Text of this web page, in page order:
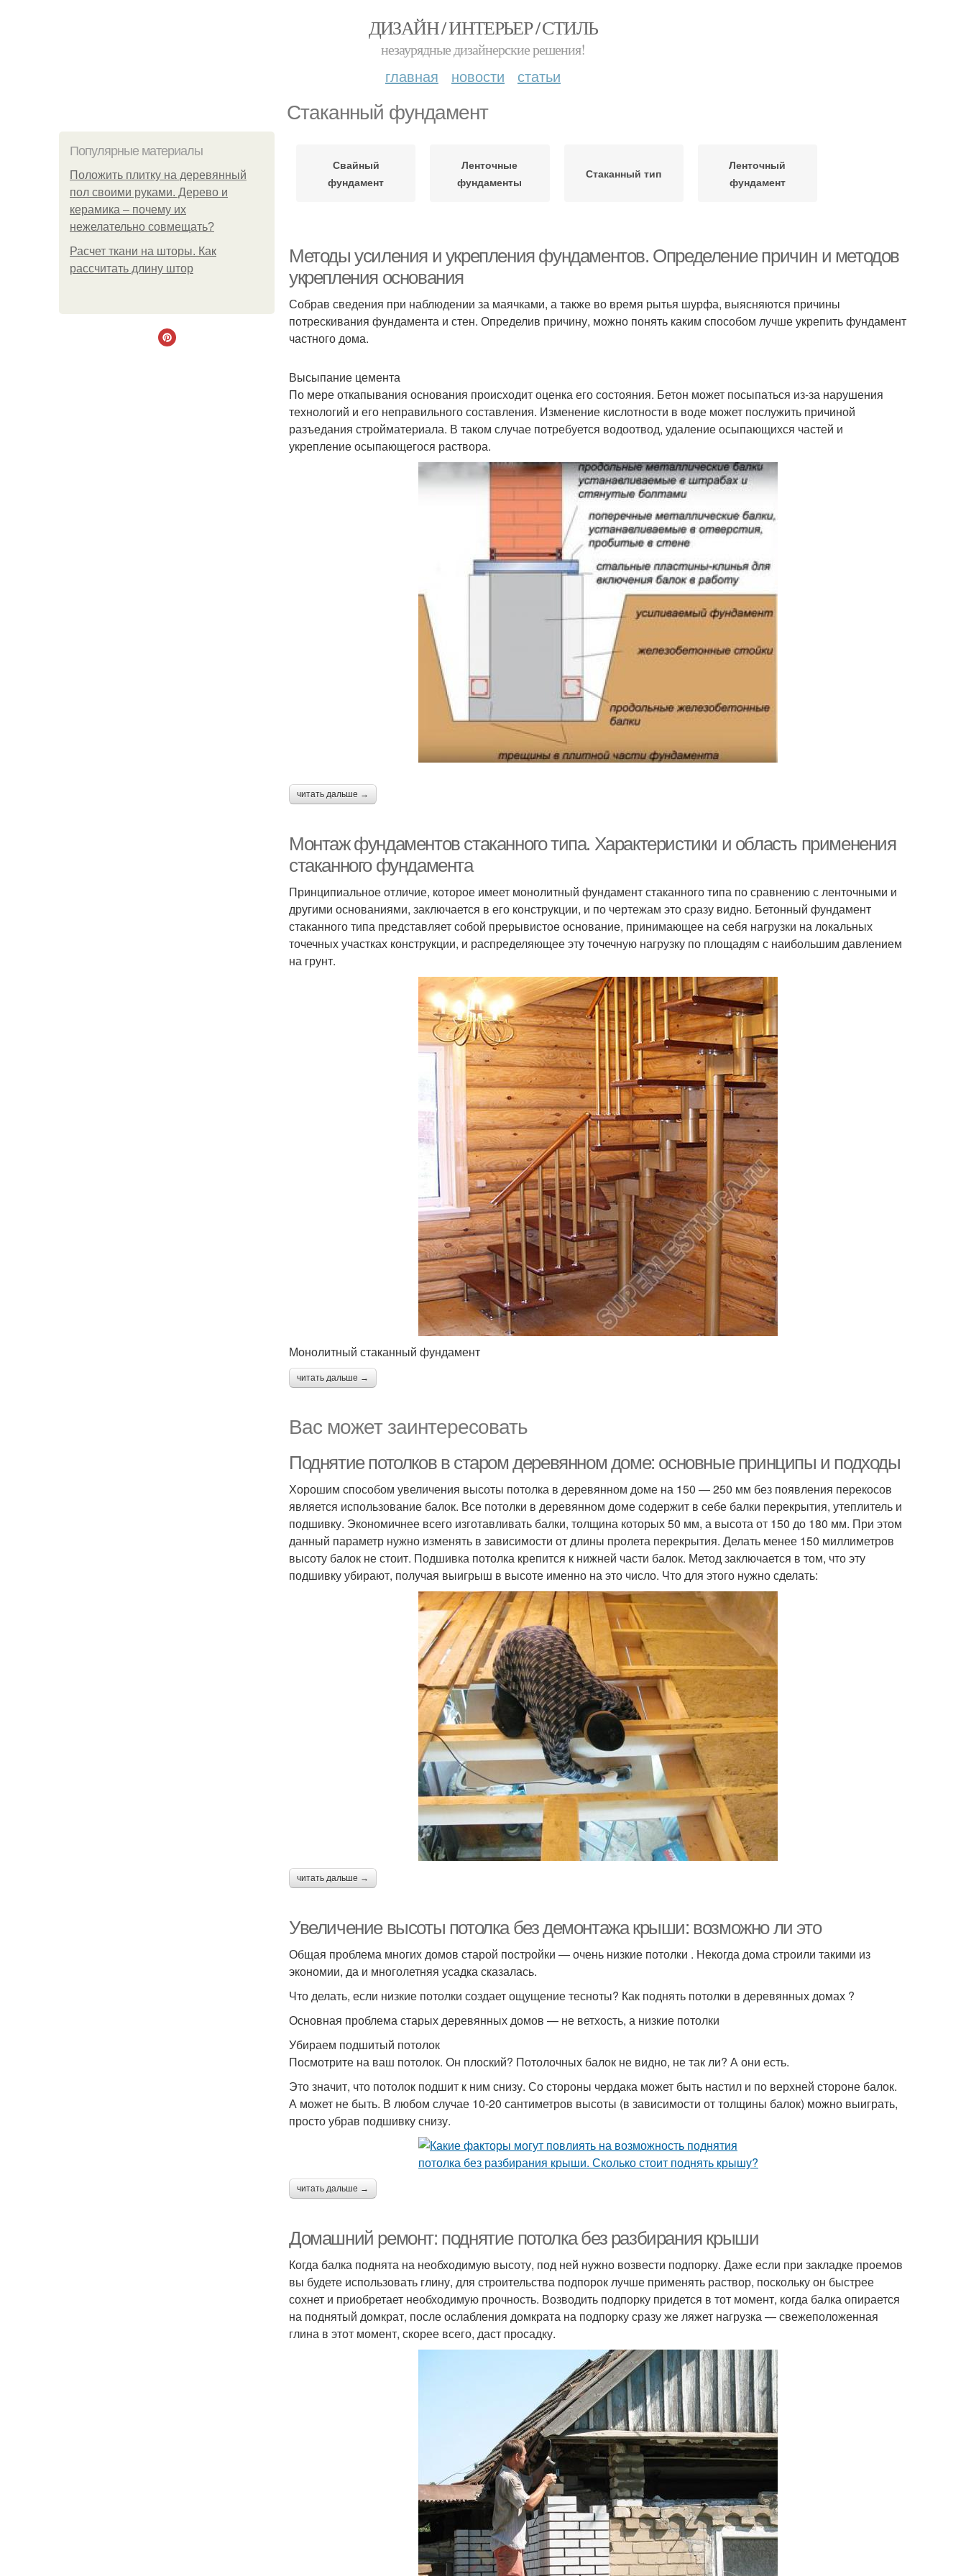
ДИЗАЙН / ИНТЕРЬЕР / СТИЛЬ
незаурядные дизайнерские решения!
главная новости статьи
Стаканный фундамент
Популярные материалы
Положить плитку на деревянный
пол своими руками. Дерево и
керамика – почему их
нежелательно совмещать?
Расчет ткани на шторы. Как
рассчитать длину штор
Свайный
фундамент
Ленточные
фундаменты
Стаканный тип
Ленточный
фундамент
Методы усиления и укрепления фундаментов. Определение причин и методов
укрепления основания
Собрав сведения при наблюдении за маячками, а также во время рытья шурфа, выясняются причины
потрескивания фундамента и стен. Определив причину, можно понять каким способом лучше укрепить фундамент
частного дома.
Высыпание цемента
По мере откапывания основания происходит оценка его состояния. Бетон может посыпаться из-за нарушения
технологий и его неправильного составления. Изменение кислотности в воде может послужить причиной
разъедания стройматериала. В таком случае потребуется водоотвод, удаление осыпающихся частей и
укрепление осыпающегося раствора.
читать дальше →
Монтаж фундаментов стаканного типа. Характеристики и область применения
стаканного фундамента
Принципиальное отличие, которое имеет монолитный фундамент стаканного типа по сравнению с ленточными и
другими основаниями, заключается в его конструкции, и по чертежам это сразу видно. Бетонный фундамент
стаканного типа представляет собой прерывистое основание, принимающее на себя нагрузки на локальных
точечных участках конструкции, и распределяющее эту точечную нагрузку по площадям с наибольшим давлением
на грунт.
Монолитный стаканный фундамент
читать дальше →
Вас может заинтересовать
Поднятие потолков в старом деревянном доме: основные принципы и подходы
Хорошим способом увеличения высоты потолка в деревянном доме на 150 — 250 мм без появления перекосов
является использование балок. Все потолки в деревянном доме содержит в себе балки перекрытия, утеплитель и
подшивку. Экономичнее всего изготавливать балки, толщина которых 50 мм, а высота от 150 до 180 мм. При этом
данный параметр нужно изменять в зависимости от длины пролета перекрытия. Делать менее 150 миллиметров
высоту балок не стоит. Подшивка потолка крепится к нижней части балок. Метод заключается в том, что эту
подшивку убирают, получая выигрыш в высоте именно на это число. Что для этого нужно сделать:
читать дальше →
Увеличение высоты потолка без демонтажа крыши: возможно ли это
Общая проблема многих домов старой постройки — очень низкие потолки . Некогда дома строили такими из
экономии, да и многолетняя усадка сказалась.
Что делать, если низкие потолки создает ощущение тесноты? Как поднять потолки в деревянных домах ?
Основная проблема старых деревянных домов — не ветхость, а низкие потолки
Убираем подшитый потолок
Посмотрите на ваш потолок. Он плоский? Потолочных балок не видно, не так ли? А они есть.
Это значит, что потолок подшит к ним снизу. Со стороны чердака может быть настил и по верхней стороне балок.
А может не быть. В любом случае 10-20 сантиметров высоты (в зависимости от толщины балок) можно выиграть,
просто убрав подшивку снизу.
читать дальше →
Домашний ремонт: поднятие потолка без разбирания крыши
Когда балка поднята на необходимую высоту, под ней нужно возвести подпорку. Даже если при закладке проемов
вы будете использовать глину, для строительства подпорок лучше применять раствор, поскольку он быстрее
сохнет и приобретает необходимую прочность. Возводить подпорку придется в тот момент, когда балка опирается
на поднятый домкрат, после ослабления домкрата на подпорку сразу же ляжет нагрузка — свежеположенная
глина в этот момент, скорее всего, даст просадку.